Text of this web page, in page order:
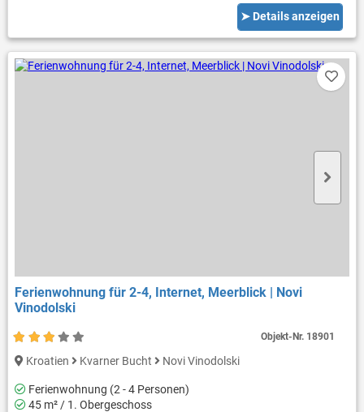
➤ Details anzeigen
Ferienwohnung für 2-4, Internet, Meerblick | Novi
Vinodolski
Kroatien Kvarner Bucht Novi Vinodolski
Ferienwohnung (2 - 4 Personen)
45 m² / 1. Obergeschoss
Objekt-Nr. 18901